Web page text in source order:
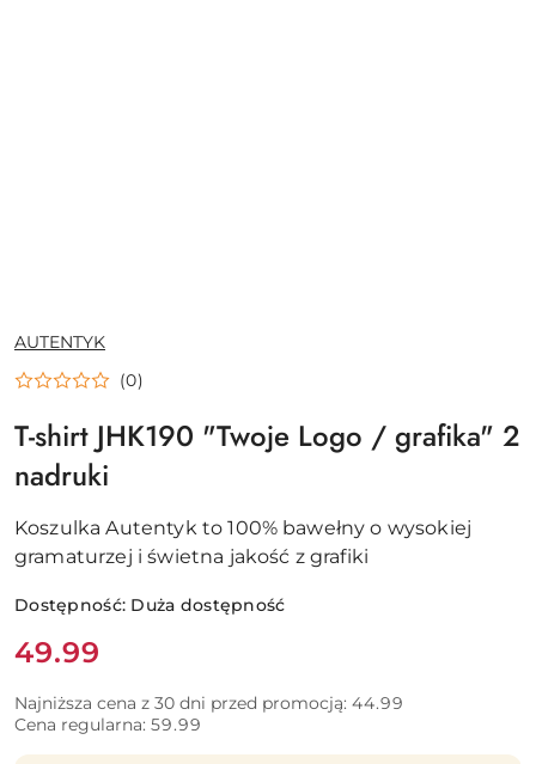
NAZWA
PRODUCENTA:
AUTENTYK
(0)
T-shirt JHK190 "Twoje Logo / grafika" 2
nadruki
Koszulka Autentyk to 100% bawełny o wysokiej
gramaturzej i świetna jakość z grafiki
Dostępność: Duża dostępność
Cena:
49.99
Najniższa cena z 30 dni przed promocją: 44.99
Cena regularna: 59.99